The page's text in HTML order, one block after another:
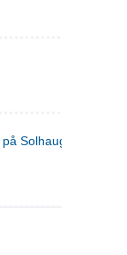
Solhaug ; Olaf